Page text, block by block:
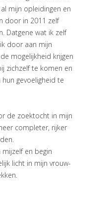
mijn opleidingen en
door in 2011 zelf
Datgene wat ik zelf
door aan mijn
mogelijkheid krijgen
zichzelf te komen en
gevoeligheid te
de zoektocht in mijn
completer, rijker
en begin
licht in mijn vrouw-